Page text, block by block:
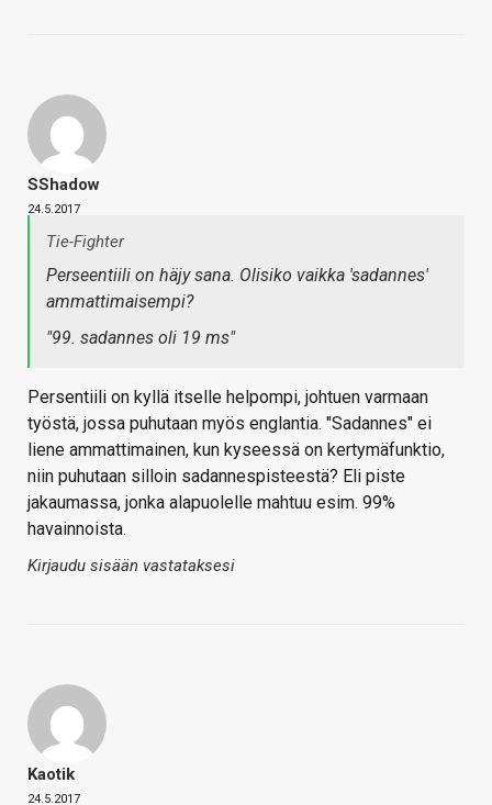
SShadow
24.5.2017
Tie-Fighter
Perseentiili on häjy sana. Olisiko vaikka 'sadannes'
ammattimaisempi?
"99. sadannes oli 19 ms"
Persentiili on kyllä itselle helpompi, johtuen varmaan
työstä, jossa puhutaan myös englantia. "Sadannes" ei
liene ammattimainen, kun kyseessä on kertymäfunktio,
niin puhutaan silloin sadannespisteestä? Eli piste
jakaumassa, jonka alapuolelle mahtuu esim. 99%
havainnoista.
Kirjaudu sisään vastataksesi
Kaotik
24.5.2017